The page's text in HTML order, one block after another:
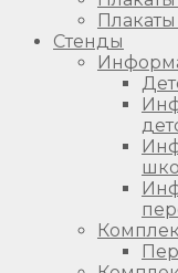
Плакаты
Стенды